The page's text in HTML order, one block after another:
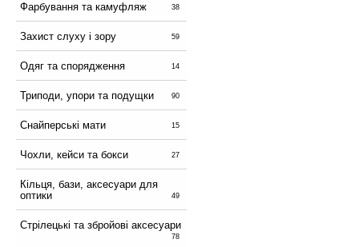
Фарбування та камуфляж 38
Захист слуху і зору 59
Одяг та спорядження 14
Триподи, упори та подущки 90
Снайперські мати 15
Чохли, кейси та бокси 27
Кільця, бази, аксесуари для
оптики
49
Стрілецькі та збройові аксесуари
78